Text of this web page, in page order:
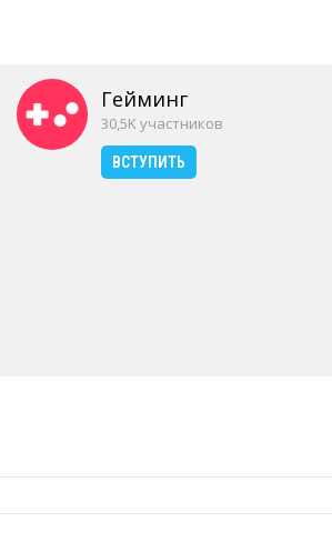
Гейминг
30,5K участников
ВСТУПИТЬ